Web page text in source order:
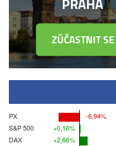
PX
S&P 500
DAX
-6,94%
+0,16%
+2,66%